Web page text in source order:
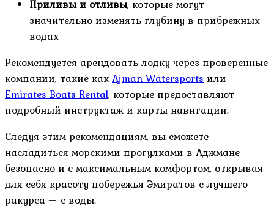
Приливы и отливы, которые могут
значительно изменять глубину в прибрежных
водах
Рекомендуется арендовать лодку через проверенные
компании, такие какAjman Watersports или
Emirates Boats Rental, которые предоставляют
подробный инструктаж и карты навигации.
Следуя этим рекомендациям, вы сможете
насладиться морскими прогулками в Аджмане
безопасно и с максимальным комфортом, открывая
для себя красоту побережья Эмиратов с лучшего
ракурса — с воды.